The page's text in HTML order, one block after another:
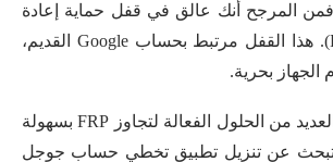
المرجح أنك عالق في قفل حماية إعادة
ضبط المصنع (FRP). هذا القفل مرتبط بحساب Google القديم،
بحرية.
لكن لا تقلق! هناك العديد من الحلول الفعالة لتجاوز FRP بسهولة
عن تنزيل تطبيق تخطي حساب جوجل